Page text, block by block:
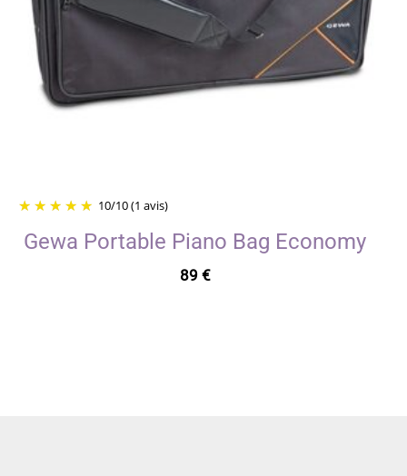
10/10(1 avis)
Gewa Portable Piano Bag Economy
89 €